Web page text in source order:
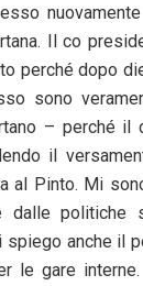
Il co
perché dopo
sono
– perché il
il
al Pinto. Mi
dalle politiche
anche il
gare interne.